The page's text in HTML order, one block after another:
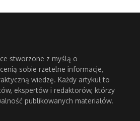
stworzone z myślą o
sobie rzetelne informacje,
wiedzę. Każdy artykuł to
ekspertów i redaktorów, którzy
publikowanych materiałów.